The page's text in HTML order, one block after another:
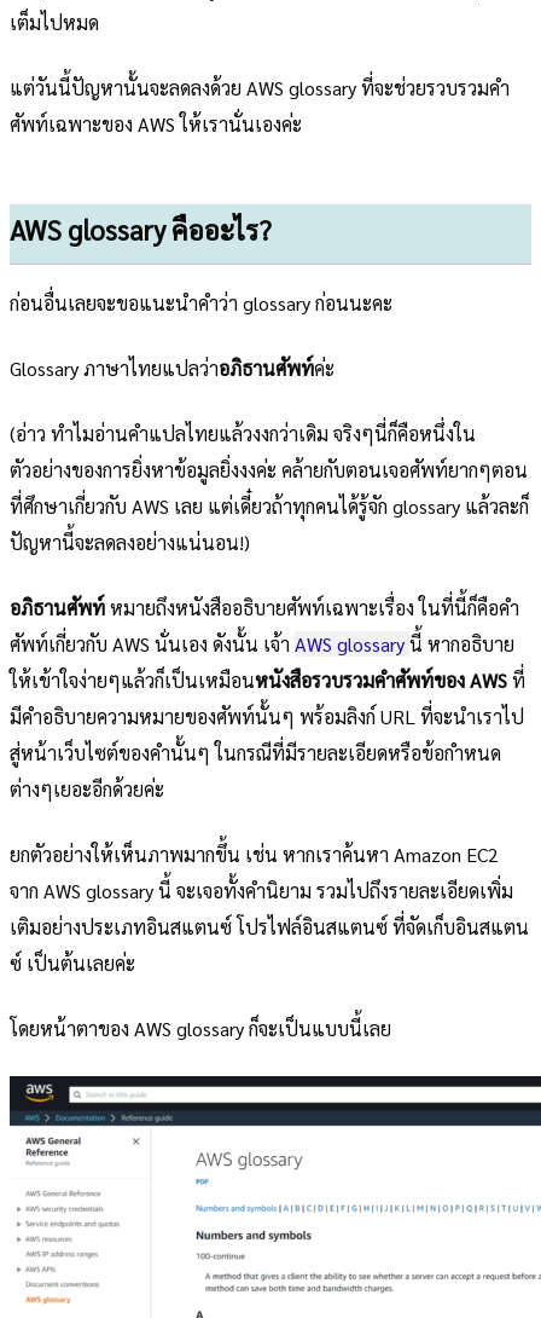
เต็มไปหมด
แต่วันนี้ปัญหานั้นจะลดลงด้วย AWS glossary ที่จะช่วยรวบรวมคำ
ศัพท์เฉพาะของ AWS ให้เรานั่นเองค่ะ
AWS glossary คืออะไร?
ก่อนอื่นเลยจะขอแนะนำคำว่า glossary ก่อนนะคะ
Glossary ภาษาไทยแปลว่าอภิธานศัพท์ค่ะ
(อ่าว ทำไมอ่านคำแปลไทยแล้วงงกว่าเดิม จริงๆนี่ก็คือหนึ่งใน
ตัวอย่างของการยิ่งหาข้อมูลยิ่งงงค่ะ คล้ายกับตอนเจอศัพท์ยากๆตอน
ที่ศึกษาเกี่ยวกับ AWS เลย แต่เดี๋ยวถ้าทุกคนได้รู้จัก glossary แล้วละก็
ปัญหานี้จะลดลงอย่างแน่นอน!)
อภิธานศัพท์หมายถึงหนังสืออธิบายศัพท์เฉพาะเรื่อง ในที่นี้ก็คือคำ
ศัพท์เกี่ยวกับ AWS นั่นเอง ดังนั้น เจ้า AWS glossaryนี้ หากอธิบาย
ให้เข้าใจง่ายๆแล้วก็เป็นเหมือนหนังสือรวบรวมคำศัพท์ของ AWSที่
มีคำอธิบายความหมายของศัพท์นั้นๆ พร้อมลิงก์ URL ที่จะนำเราไป
สู่หน้าเว็บไซต์ของคำนั้นๆ ในกรณีที่มีรายละเอียดหรือข้อกำหนด
ต่างๆเยอะอีกด้วยค่ะ
ยกตัวอย่างให้เห็นภาพมากขึ้น เช่น หากเราค้นหา Amazon EC2
จาก AWS glossary นี้ จะเจอทั้งคำนิยาม รวมไปถึงรายละเอียดเพิ่ม
เติมอย่างประเภทอินสแตนซ์ โปรไฟล์อินสแตนซ์ ที่จัดเก็บอินสแตน
ซ์ เป็นต้นเลยค่ะ
โดยหน้าตาของ AWS glossary ก็จะเป็นแบบนี้เลย